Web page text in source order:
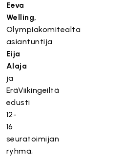
Eeva
Welling,
Olympiakomitealta
asiantuntija
Eija
Alaja
ja
EräViikingeiltä
edusti
12-
16
seuratoimijan
ryhmä,